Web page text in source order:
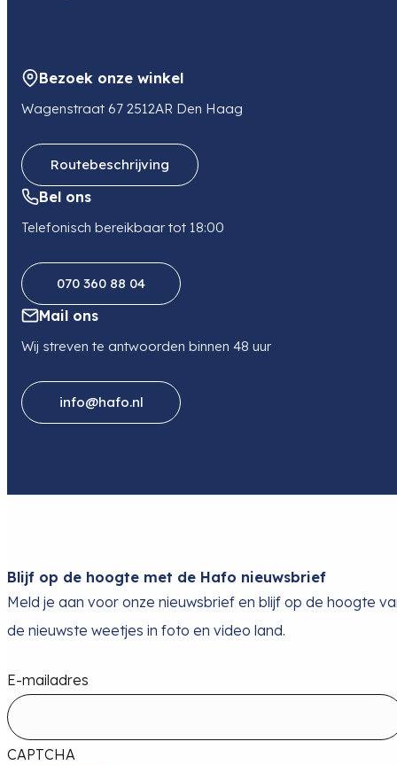
Bezoek onze winkel
Wagenstraat 67 2512AR Den Haag
Routebeschrijving
Bel ons
Telefonisch bereikbaar tot 18:00
070 360 88 04
Mail ons
Wij streven te antwoorden binnen 48 uur
info@hafo.nl
Blijf op de hoogte met de Hafo nieuwsbrief
Meld je aan voor onze nieuwsbrief en blijf op de hoogte
de nieuwste weetjes in foto en video land.
E-mailadres
CAPTCHA